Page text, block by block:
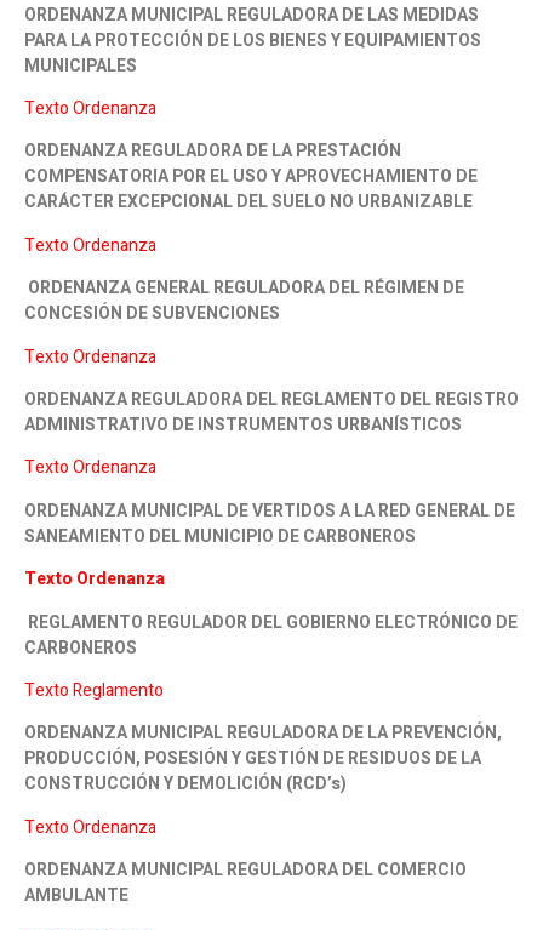
ORDENANZA MUNICIPAL REGULADORA DE LAS MEDIDAS
PARA LA PROTECCIÓN DE LOS BIENES Y EQUIPAMIENTOS
MUNICIPALES
Texto Ordenanza
ORDENANZA REGULADORA DE LA PRESTACIÓN
COMPENSATORIA POR EL USO Y APROVECHAMIENTO DE
CARÁCTER EXCEPCIONAL DEL SUELO NO URBANIZABLE
Texto Ordenanza
ORDENANZA GENERAL REGULADORA DEL RÉGIMEN DE
CONCESIÓN DE SUBVENCIONES
Texto Ordenanza
ORDENANZA REGULADORA DEL REGLAMENTO DEL REGISTRO
ADMINISTRATIVO DE INSTRUMENTOS URBANÍSTICOS
Texto Ordenanza
ORDENANZA MUNICIPAL DE VERTIDOS A LA RED GENERAL DE
SANEAMIENTO DEL MUNICIPIO DE CARBONEROS
Texto Ordenanza
REGLAMENTO REGULADOR DEL GOBIERNO ELECTRÓNICO DE
CARBONEROS
Texto Reglamento
ORDENANZA MUNICIPAL REGULADORA DE LA PREVENCIÓN,
PRODUCCIÓN, POSESIÓN Y GESTIÓN DE RESIDUOS DE LA
CONSTRUCCIÓN Y DEMOLICIÓN (RCD’s)
Texto Ordenanza
ORDENANZA MUNICIPAL REGULADORA DEL COMERCIO
AMBULANTE